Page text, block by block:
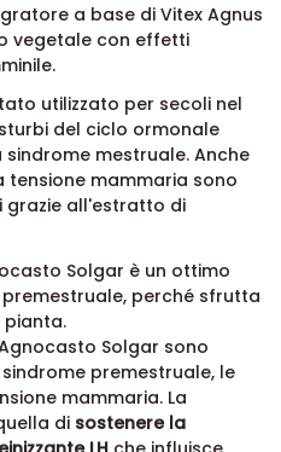
a base di Vitex Agnus
vegetale con effetti
utilizzato per secoli nel
del ciclo ormonale
mestruale. Anche
mammaria sono
all'estratto di
Solgar è un ottimo
perché sfrutta
Solgar sono
premestruale, le
mammaria. La
di sostenere la